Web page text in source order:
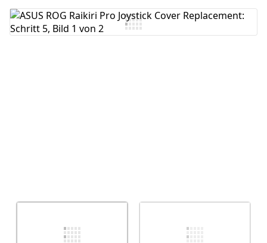
Kommentar hinzufügen